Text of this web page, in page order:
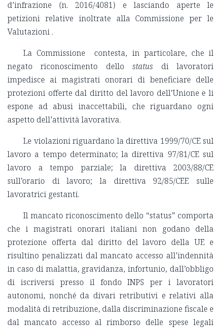
d’infrazione (n. 2016/4081) e lasciando aperte le
petizioni relative inoltrate alla Commissione per le
Valutazioni .
La Commissione contesta, in particolare, che il
negato riconoscimento dellostatus di lavoratori
impedisce ai magistrati onorari di beneficiare delle
protezioni offerte dal diritto del lavoro dell’Unione e li
espone ad abusi inaccettabili, che riguardano ogni
aspetto dell’attività lavorativa.
Le violazioni riguardano la direttiva 1999/70/CE sul
lavoro a tempo determinato; la direttiva 97/81/CE sul
lavoro a tempo parziale; la direttiva 2003/88/CE
sull’orario di lavoro; la direttiva 92/85/CEE sulle
lavoratrici gestanti.
Il mancato riconoscimento dello “status” comporta
che i magistrati onorari italiani non godano della
protezione offerta dal diritto del lavoro della UE e
risultino penalizzati dal mancato accesso all’indennità
in caso di malattia, gravidanza, infortunio, dall’obbligo
di iscriversi presso il fondo INPS per i lavoratori
autonomi, nonché da divari retributivi e relativi alla
modalità di retribuzione, dalla discriminazione fiscale e
dal mancato accesso al rimborso delle spese legali